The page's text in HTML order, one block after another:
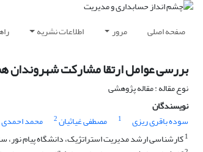
صفحه اصلی مرور اطلاعات نشریه
بررسی عوامل ارتقا مشارکت شهروندان
نوع مقاله : مقاله پژوهشی
نویسندگان
سوده باقری ریزی
1 مصطفی غیاثیان2 محمد احمدی
1کارشناسی ارشد مدیریت استراتژیک، دانشگاه پیام نور،